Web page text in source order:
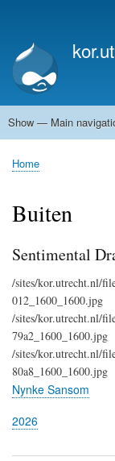
account
menu
Main
Show — Main
Home
Kunstwerken
Actueel
Routes
Breadcrumb
Home
Buiten
Sentimental
/sites/kor.utrecht.nl/
012_1600_1600.jpg
/sites/kor.utrecht.nl/
79a2_1600_1600.jpg
/sites/kor.utrecht.nl/
80a8_1600_1600.jpg
Nynke Sansom
2026